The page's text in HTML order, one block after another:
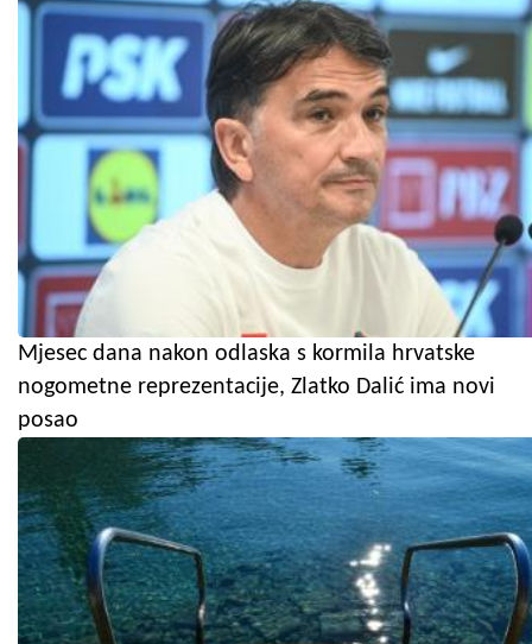
Mjesec dana nakon odlaska s kormila hrvatske
nogometne reprezentacije, Zlatko Dalić ima novi
posao